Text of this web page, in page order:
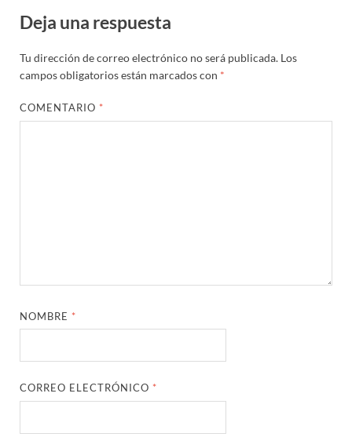
Deja una respuesta
Tu dirección de correo electrónico no será publicada. Los
campos obligatorios están marcados con *
COMENTARIO *
NOMBRE *
CORREO ELECTRÓNICO *